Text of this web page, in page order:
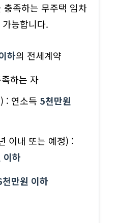
충족하는 무주택 임차
능합니다.
하의 전세계약
하는 자
: 연소득 5천만원
이내 또는 예정) :
이하
만원 이하